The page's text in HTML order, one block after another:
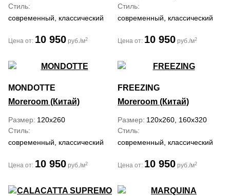
Стиль
современный, классический
Цена от: 10 950 руб./м2
Стиль
современный, классический
Цена от: 10 950 руб./м2
MONDOTTE
Moreroom (Китай)
Размер 120x260
Стиль
современный, классический
Цена от: 10 950 руб./м2
FREEZING
Moreroom (Китай)
Размер 120x260, 160x320
Стиль
современный, классический
Цена от: 10 950 руб./м2